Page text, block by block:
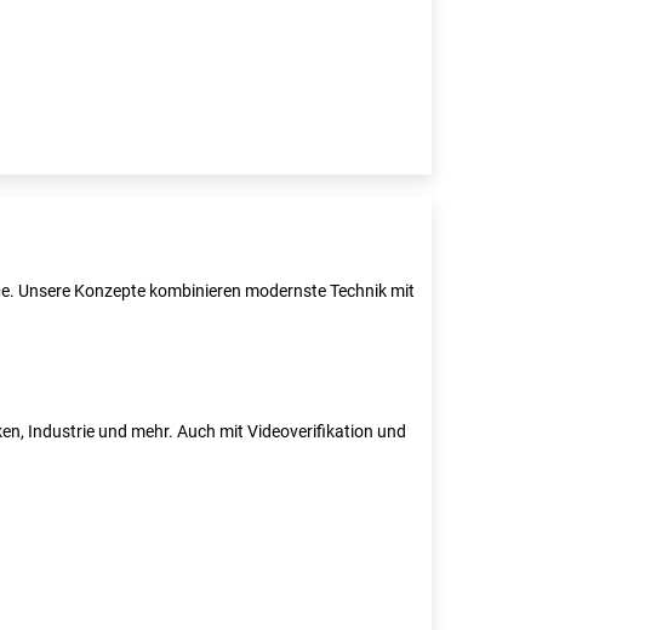
Unsere Konzepte kombinieren modernste Technik mit
Industrie und mehr. Auch mit Videoverifikation und